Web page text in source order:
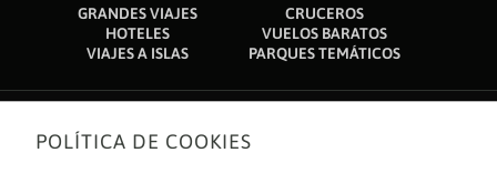
GRANDES VIAJES
CRUCEROS
HOTELES
VUELOS BARATOS
VIAJES A ISLAS
PARQUES TEMÁTICOS
Sobre nosotros
POLÍTICA DE COOKIES